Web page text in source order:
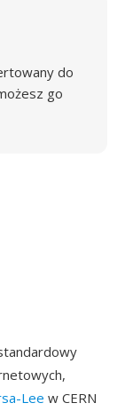
do
go
Lee w CERN